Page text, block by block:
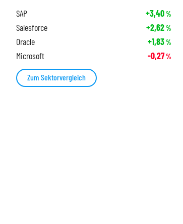
SAP
+3,40%
Salesforce +2,62%
Oracle +1,83%
Microsoft -0,27%
Zum Sektorvergleich